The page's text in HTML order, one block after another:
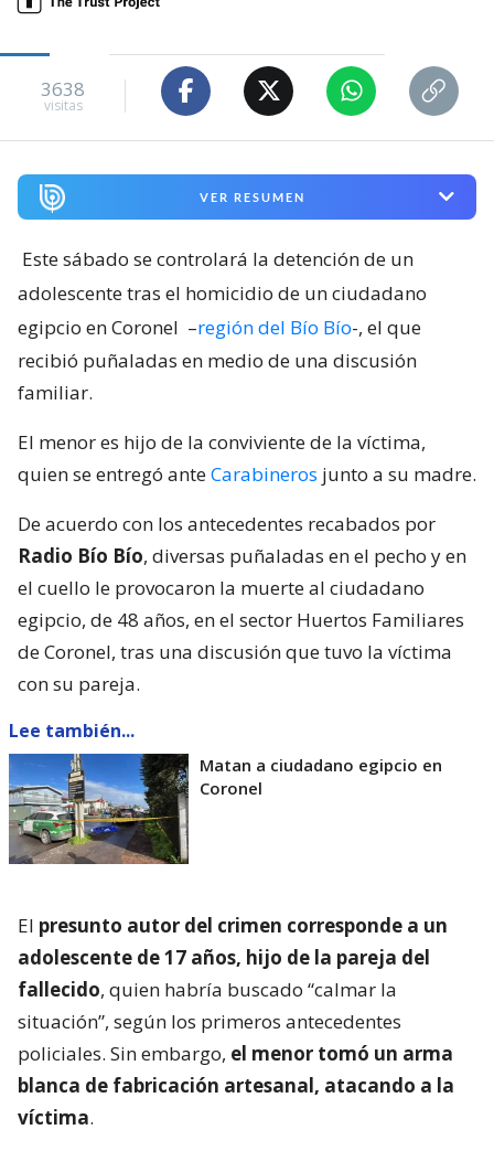
3638
visitas
VER RESUMEN
Este sábado se controlará la detención de un
adolescente tras el homicidio de un ciudadano
egipcio en Coronel –región del Bío Bío-, el que
recibió puñaladas en medio de una discusión
familiar.
El menor es hijo de la conviviente de la víctima,
quien se entregó anteCarabineros junto a su madre.
De acuerdo con los antecedentes recabados por
Radio Bío Bío, diversas puñaladas en el pecho y en
el cuello le provocaron la muerte al ciudadano
egipcio, de 48 años, en el sector Huertos Familiares
de Coronel, tras una discusión que tuvo la víctima
con su pareja.
Lee también...
Matan a ciudadano egipcio en
Coronel
El presunto autor del crimen corresponde a un
adolescente de 17 años, hijo de la pareja del
fallecido, quien habría buscado “calmar la
situación”, según los primeros antecedentes
policiales. Sin embargo, el menor tomó un arma
blanca de fabricación artesanal, atacando a la
víctima.